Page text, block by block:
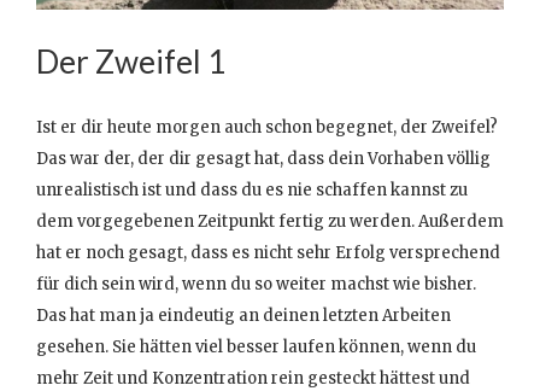
Der Zweifel 1
Ist er dir heute morgen auch schon begegnet, der Zweifel?
Das war der, der dir gesagt hat, dass dein Vorhaben völlig
unrealistisch ist und dass du es nie schaffen kannst zu
dem vorgegebenen Zeitpunkt fertig zu werden. Außerdem
hat er noch gesagt, dass es nicht sehr Erfolg versprechend
für dich sein wird, wenn du so weiter machst wie bisher.
Das hat man ja eindeutig an deinen letzten Arbeiten
gesehen. Sie hätten viel besser laufen können, wenn du
mehr Zeit und Konzentration rein gesteckt hättest und